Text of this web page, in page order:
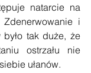
natarcie na
i
było tak duże, że
ostrzału nie
ułanów.